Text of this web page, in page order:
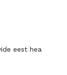
eest hea